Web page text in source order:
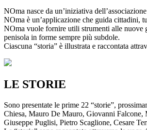
NOma nasce da un’iniziativa
NOma è un’applicazione che guida cittadini,
NOma vuole fornire utili strumenti alle nuove
penisola in forme sempre più subdole.
Ciascuna “storia” è illustrata e raccontata
LE STORIE
Sono presentate le prime 22 “storie”,
Chiesa, Mauro De Mauro, Giovanni Falcone,
Giuseppe Puglisi, Pietro Scaglione, Cesare